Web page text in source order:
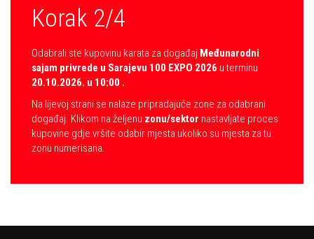
Korak 2/4
Odabrali ste kupovinu karata za događaj Međunarodni
sajam privrede u Sarajevu 100 EXPO 2026 u terminu
20.10.2026. u 10:00 .
Na lijevoj strani se nalaze pripradajuće zone za odabrani
događaj. Klikom na željenu zonu/sektor nastavljate proces
kupovine gdje vršite odabir mjesta ukoliko su mjesta za tu
zonu numerisana.